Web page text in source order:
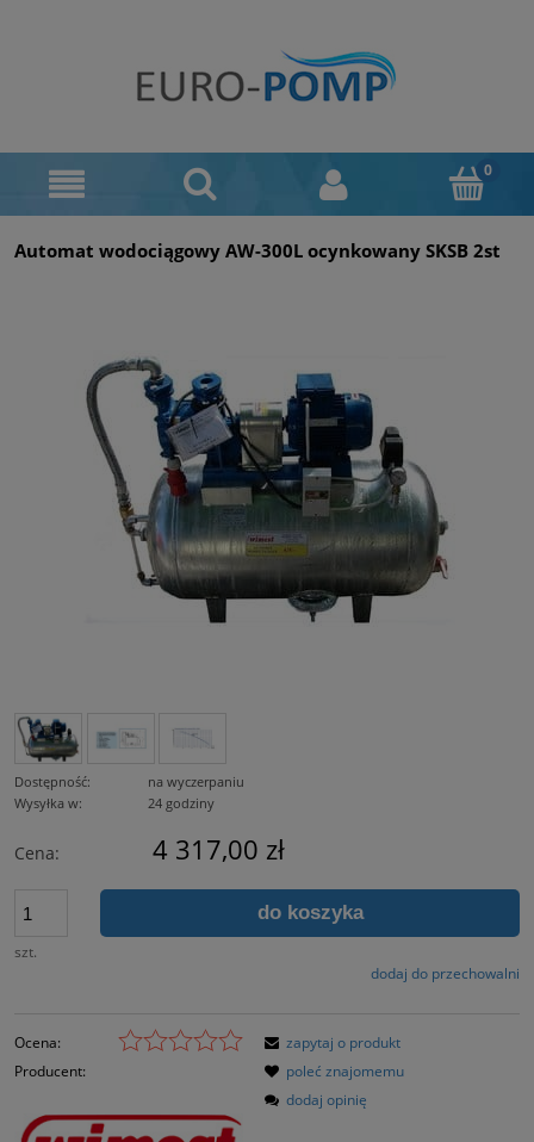
Automat wodociągowy AW-300L ocynkowany SKSB 2st
Dostępność:
na wyczerpaniu
Wysyłka w:
24 godziny
Cena: 4 317,00 zł
szt.
do koszyka
dodaj do przechowalni
Ocena:
Producent:
zapytaj o produkt
poleć znajomemu
dodaj opinię